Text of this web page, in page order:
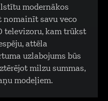
modernākos
nomainīt savu veco
televizoru, kam trūkst
attēla
uzlabojums būs
milzu summas,
modeļiem.